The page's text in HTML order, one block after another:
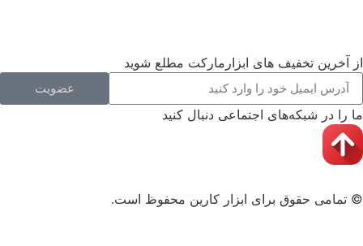
از آخرین تخفیف های ابزارمارکت مطلع شوید
عضویت
ما را در شبکه‌های اجتماعی دنبال کنید
© تمامی حقوق برای ابزار کارین محفوظ است.